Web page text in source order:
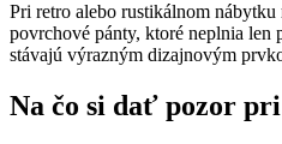
Pri retro alebo rustikálnom
povrchové pánty, ktoré neplnia len
stávajú výrazným dizajnovým
Na čo si dať pozor